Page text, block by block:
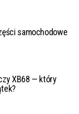
samochodowe
XB68 — który